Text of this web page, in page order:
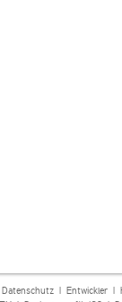
Datenschutz| Entwickler|